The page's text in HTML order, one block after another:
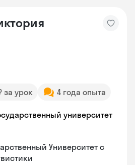
за урок 4 года опыта
университет
Университет с